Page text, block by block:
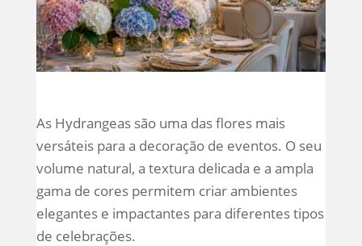
As Hydrangeas são uma das flores mais
versáteis para a decoração de eventos. O seu
volume natural, a textura delicada e a ampla
gama de cores permitem criar ambientes
elegantes e impactantes para diferentes tipos
de celebrações.